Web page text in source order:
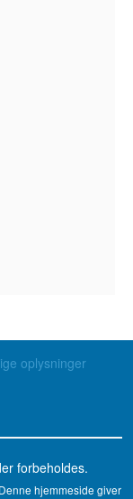
oplysninger
forbeholdes.
hjemmeside giver